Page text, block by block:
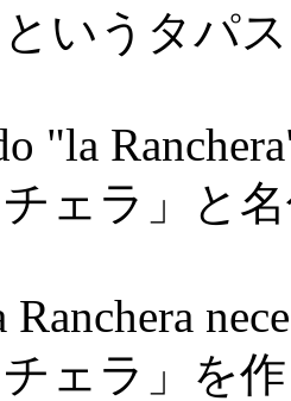
いうタパ
"la
チェラ」と
Ranchera
チェラ」を